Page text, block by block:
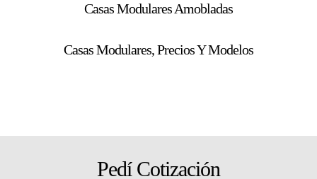
Casas Modulares Amobladas
Casas Modulares, Precios Y Modelos
Pedí Cotización